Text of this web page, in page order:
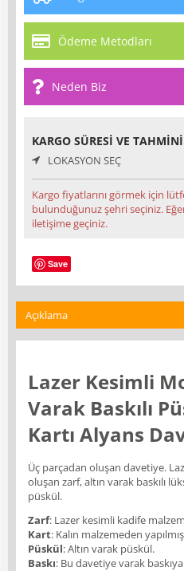
Ödeme Metodları
Neden Biz
KARGO SÜRESI VE
LOKASYON SEÇ
Kargo fiyatlarını görmek için
bulunduğunuz şehri seçiniz.
iletişime geçiniz.
Save
Açıklama
Lazer Kesimli
Varak Baskılı
Kartı Alyans
Üç parçadan oluşan davetiye.
oluşan zarf, altın varak baskılı
püskül.
Zarf: Lazer kesimli kadife
Kart: Kalın malzemeden
Püskül: Altın varak püskül.
Baskı: Bu davetiye varak